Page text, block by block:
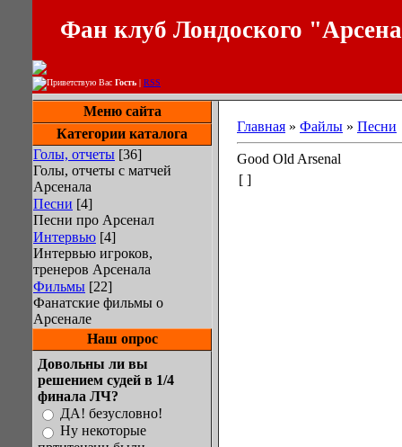
Фан клуб Лондоского
Приветствую Вас Гость | RSS
Меню сайта
Категории каталога
Голы, отчеты [36]
Голы, отчеты с матчей
Арсенала
Песни [4]
Песни про Арсенал
Интервью [4]
Интервью игроков,
тренеров Арсенала
Фильмы [22]
Фанатские фильмы о
Арсенале
Наш опрос
Довольны ли вы
решением судей в 1/4
финала ЛЧ?
ДА! безусловно!
Ну некоторые
Главная » Файлы » Песни
Good Old Arsenal
[ ]